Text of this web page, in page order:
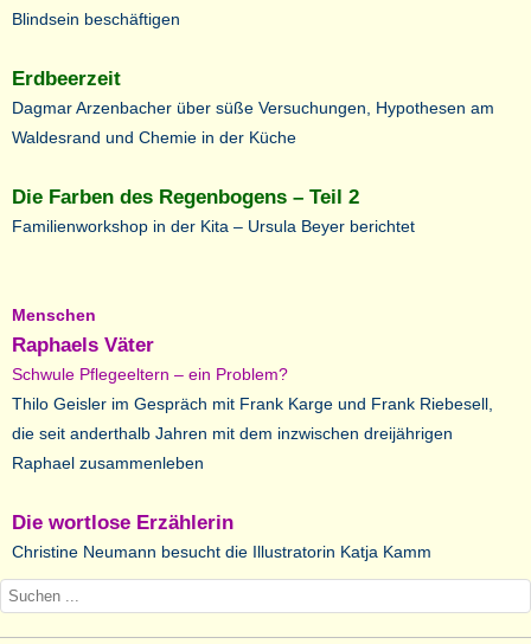
Blindsein beschäftigen
Erdbeerzeit
Dagmar Arzenbacher über süße Versuchungen, Hypothesen am
Waldesrand und Chemie in der Küche
Die Farben des Regenbogens – Teil 2
Familienworkshop in der Kita – Ursula Beyer berichtet
Menschen
Raphaels Väter
Schwule Pflegeeltern – ein Problem?
Thilo Geisler im Gespräch mit Frank Karge und Frank Riebesell,
die seit anderthalb Jahren mit dem inzwischen dreijährigen
Raphael zusammenleben
Die wortlose Erzählerin
Christine Neumann besucht die Illustratorin Katja Kamm